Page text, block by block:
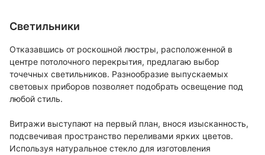
Светильники
Отказавшись от роскошной люстры, расположенной в
центре потолочного перекрытия, предлагаю выбор
точечных светильников. Разнообразие выпускаемых
световых приборов позволяет подобрать освещение под
любой стиль.
Витражи выступают на первый план, внося изысканность,
подсвечивая пространство переливами ярких цветов.
Используя натуральное стекло для изготовления